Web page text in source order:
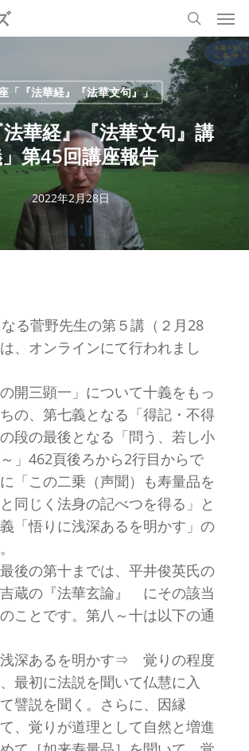
search
「『法華経』『法華文句』」
華経』『法華文句』講
第45回講座報告
2022年2月28日
る菅野先生の第５講（２月28
、オンラインにて行われまし
開三顕一」について十義をもっ
の、第七義となる「得記・不得
段の最後となる「問う、若し小
」462頁後ろから2行目からで
「この二乗（声聞）も寿量品を
同じく法身の記べつを得る」と
「悟りに浅深あるを明かす」の
後の第十までは、平井俊英氏の
蔵の『法華玄論』 にその該当
ことです。第八～十は以下の通
深あるを明かす⇒ 覚りの程度
最初に法説を聞いて仏慧に入
譬説を聞く。さらに、因縁
て、覚りが道理として自然と増進